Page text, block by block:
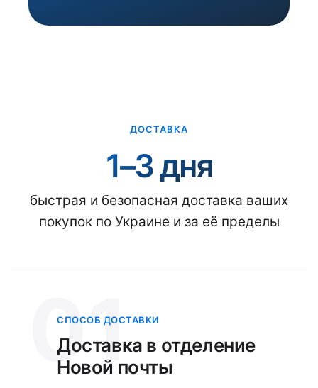
ДОСТАВКА
1–3 дня
быстрая и безопасная доставка ваших
покупок по Украине и за её пределы
01
СПОСОБ ДОСТАВКИ
Доставка в отделение
Новой почты